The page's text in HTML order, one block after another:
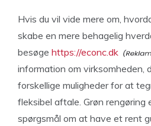
Hvis du vil vide mere om,
skabe en mere behagelig
besøge https://econc.dk
information om virksomheden,
forskellige muligheder for at
fleksibel aftale. Grøn rengøring
spørgsmål om at have et rent